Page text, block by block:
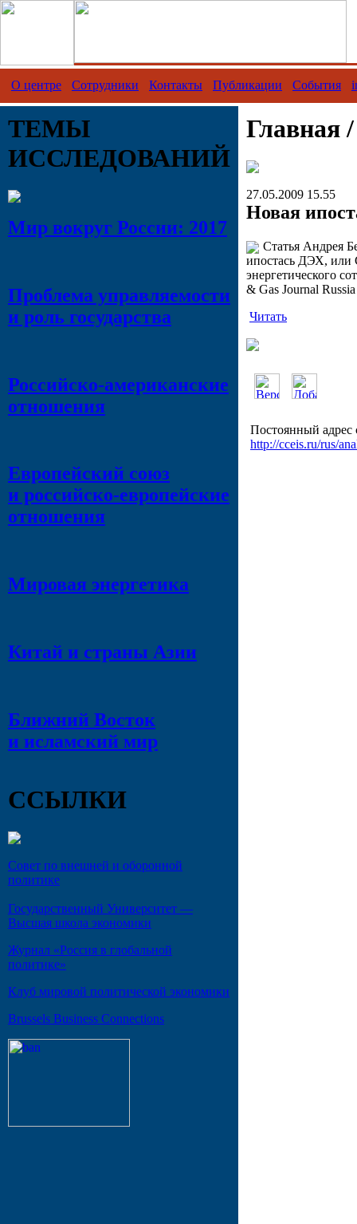
О центре Сотрудники Контакты Публикации События
ТЕМЫ
ИССЛЕДОВАНИЙ
Мир вокруг России: 2017
Проблема управляемости
и роль государства
Российско-американские
отношения
Европейский союз
и российско-европейские
отношения
Мировая энергетика
Китай и страны Азии
Ближний Восток
и исламский мир
ССЫЛКИ
Совет по внешней и оборонной
политике
Государственный Университет —
Высшая школа экономики
Журнал «Россия в глобальной
политике»
Клуб мировой политической экономики
Brussels Business Connections
Главная
27.05.2009 15.55
Новая
Статья Андрея
ипостась ДЭХ, или
энергетического
& Gas Journal Russia
Читать
Постоянный адрес
http://cceis.ru/rus/